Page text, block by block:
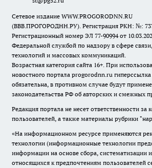
Сетевое издание WWW.PROGORODNN.RU
(ВВВ.ПРОГОРОДНН.РУ). Регистрация РКН: №:
Регистрационный номер ЭЛ 77-90994 от
Федеральной службой по надзору в сфере
технологий и массовых коммуникаций.
Возрастная категория сайта 16+. При
новостного портала progorodnn.ru гиперссылка
обязательна, в противном случае будут
законодательства РФ об авторских и смежных
Редакция портала не несет ответственности за
пользователей, а также материалы рубрики
«На информационном ресурсе применяются
технологии (информационные технологии
информации на основе сбора, систематизации
относящихся к предпочтениям пользователей